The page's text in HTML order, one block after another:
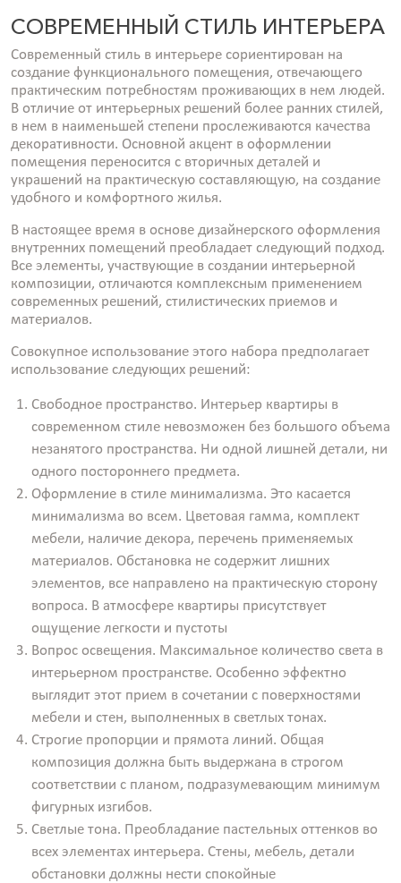
СОВРЕМЕННЫЙ СТИЛЬ ИНТЕРЬЕРА
Современный стиль в интерьере сориентирован на
создание функционального помещения, отвечающего
практическим потребностям проживающих в нем людей.
В отличие от интерьерных решений более ранних стилей,
в нем в наименьшей степени прослеживаются качества
декоративности. Основной акцент в оформлении
помещения переносится с вторичных деталей и
украшений на практическую составляющую, на создание
удобного и комфортного жилья.
В настоящее время в основе дизайнерского оформления
внутренних помещений преобладает следующий подход.
Все элементы, участвующие в создании интерьерной
композиции, отличаются комплексным применением
современных решений, стилистических приемов и
материалов.
Совокупное использование этого набора предполагает
использование следующих решений:
Свободное пространство. Интерьер квартиры в
современном стиле невозможен без большого объема
незанятого пространства. Ни одной лишней детали, ни
одного постороннего предмета.
Оформление в стиле минимализма. Это касается
минимализма во всем. Цветовая гамма, комплект
мебели, наличие декора, перечень применяемых
материалов. Обстановка не содержит лишних
элементов, все направлено на практическую сторону
вопроса. В атмосфере квартиры присутствует
ощущение легкости и пустоты
Вопрос освещения. Максимальное количество света в
интерьерном пространстве. Особенно эффектно
выглядит этот прием в сочетании с поверхностями
мебели и стен, выполненных в светлых тонах.
Строгие пропорции и прямота линий. Общая
композиция должна быть выдержана в строгом
соответствии с планом, подразумевающим минимум
фигурных изгибов.
Светлые тона. Преобладание пастельных оттенков во
всех элементах интерьера. Стены, мебель, детали
обстановки должны нести спокойные